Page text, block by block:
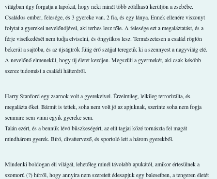
világban úgy forgatja a lapokat, hogy neki minél több zöldhasú kerüljön a zsebébe.
Családos ember, felesége, és 3 gyereke van. 2 fia, és egy lánya. Ennek ellenére viszonyt
folytat a gyerekei nevelőnőjével, aki terhes lesz tőle. A felesége ezt a megaláztatást, és a
férje viselkedését nem tudja elviselni, és öngyilkos lesz. Természetesen a család rögtön
bekerül a sajtóba, és az újságírók fülig érő szájjal teregetik ki a szennyest a nagyvilág elé.
A nevelőnő elmenekül, hogy új életet kezdjen. Megszüli a gyermekét, aki csak később
szerez tudomást a családi hátteréről.
Harry Stanford egy zsarnok volt a gyerekeivel. Érzelmileg, lelkileg terrorizálta, és
megalázta őket. Bármit is tettek, soha nem volt jó az apjuknak, szerinte soha nem fogja
semmire sem vinni egyik gyereke sem.
Talán ezért, és a bennük lévő büszkeségért, az elit tagjai közé tornászta fel magát
mindhárom gyerek. Bíró, divattervező, és sportoló lett a három gyerekből.
Mindenki boldogan éli világát, lehetőleg minél távolabb apukától, amikor értesülnek a
szomorú (?) hírről, hogy annyira nem szeretett édesapjuk egy balesetben, a tengeren életét